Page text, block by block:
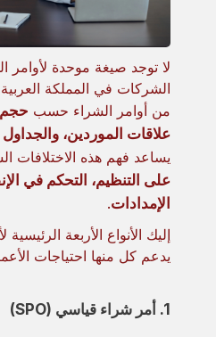
لا توجد صيغة موحدة لأوامر
الشركات في المملكة العربية
من أوامر الشراء حسب حجم
علاقات الموردين، والجداول
يساعد فهم هذه الاختلافات
على التنظيم، التحكم في
الإمدادات.
إليك الأنواع الأربعة
يدعم كل منها احتياجات
1. أمر شراء قياسي (SPO)